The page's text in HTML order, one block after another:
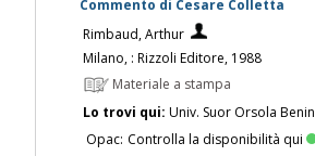
Commento di Cesare Colletta
Rimbaud, Arthur
Milano, : Rizzoli Editore, 1988
Materiale a stampa
Lo trovi qui: Univ. Suor Orsola
Opac: Controlla la disponibilità qui